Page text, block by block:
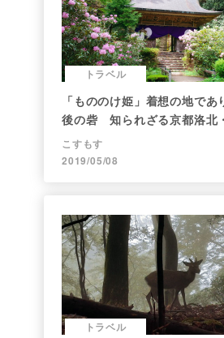
トラベル
「もののけ姫」着想の地で
後の砦 知られざる京都洛北
こすもす
2019/05/08
トラベル